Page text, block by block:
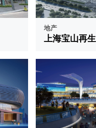
地产
上海宝山再